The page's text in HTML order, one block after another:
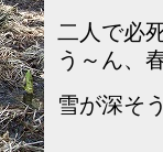
二人で必
う～ん、
雪が深そ